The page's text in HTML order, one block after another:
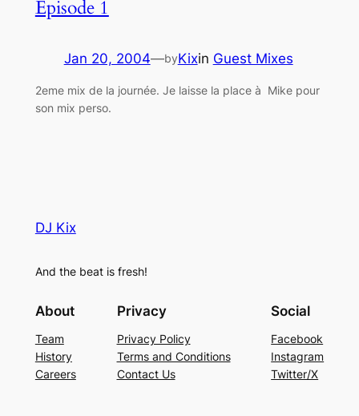
Episode 1
Jan 20, 2004—byKixin Guest Mixes
2eme mix de la journée. Je laisse la place à Mike pour
son mix perso.
DJ Kix
And the beat is fresh!
About
Team
History
Careers
Privacy
Privacy Policy
Terms and Conditions
Contact Us
Social
Facebook
Instagram
Twitter/X